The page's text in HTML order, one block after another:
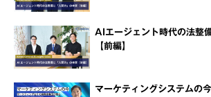
AIエージェント時代の法整
【前編】
マーケティングシステムの